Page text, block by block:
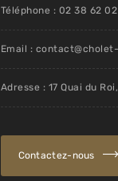
Téléphone : 02 38 62
Email :
Adresse : 17 Quai du
Contactez-nous